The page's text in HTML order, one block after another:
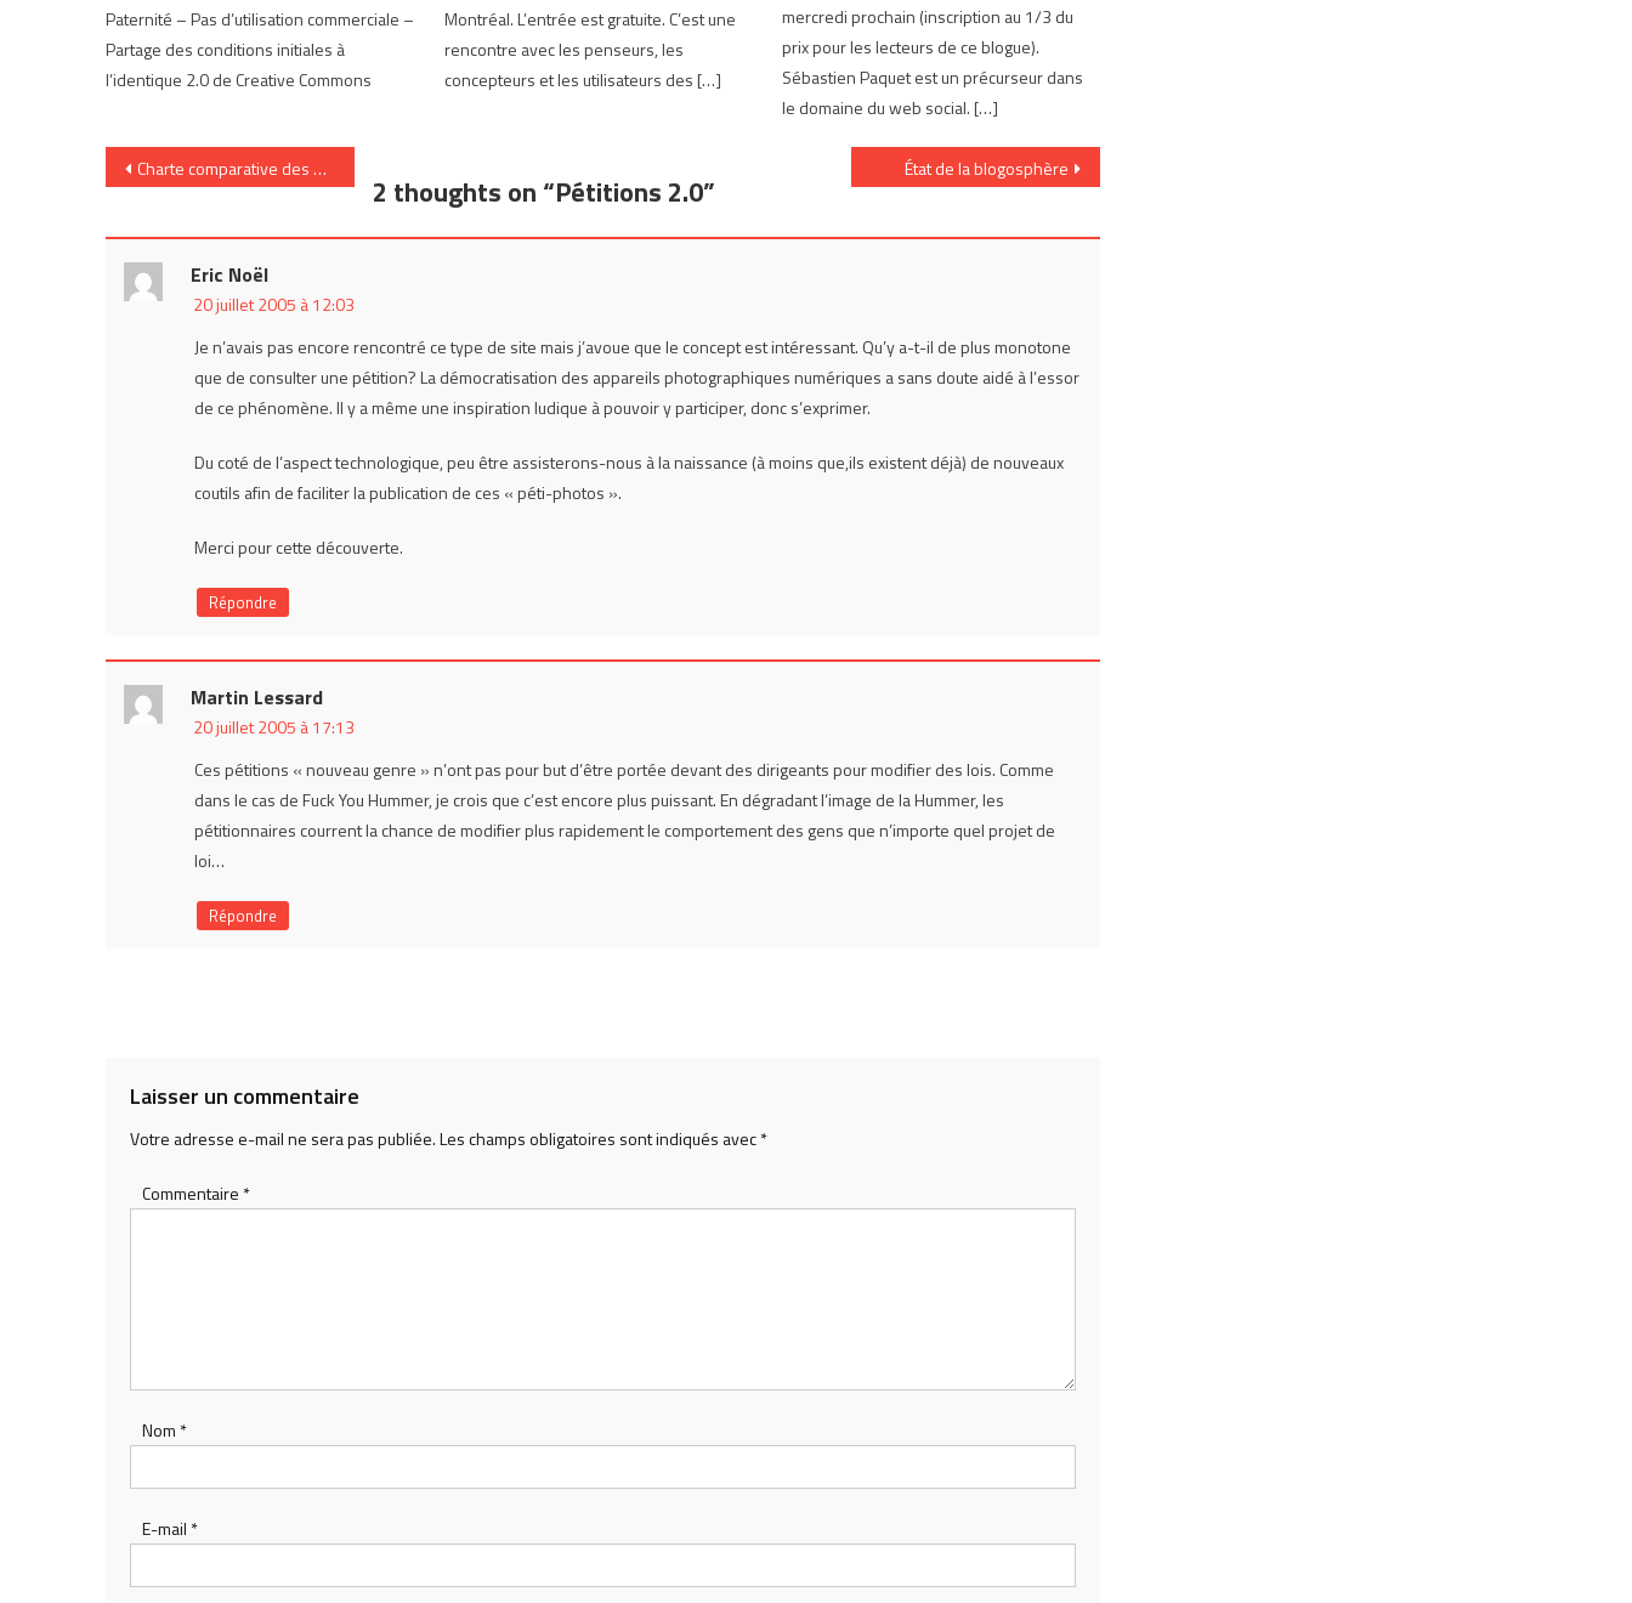
Paternité – Pas d’utilisation commerciale –
Partage des conditions initiales à
l’identique 2.0 de Creative Commons
Montréal. L’entrée est gratuite. C’est une
rencontre avec les penseurs, les
concepteurs et les utilisateurs des […]
mercredi prochain (inscription au 1/3 du
prix pour les lecteurs de ce blogue).
Sébastien Paquet est un précurseur dans
le domaine du web social. […]
Navigation
l’article
Charte comparative des outils de blog État de la blogosphère
2 thoughts on “Pétitions 2.0”
Eric Noël
20 juillet 2005 à 12:03
Je n’avais pas encore rencontré ce type de site mais j’avoue que le concept est intéressant. Qu’y a-t-il de plus monotone
que de consulter une pétition? La démocratisation des appareils photographiques numériques a sans doute aidé à l’essor
de ce phénomène. Il y a même une inspiration ludique à pouvoir y participer, donc s’exprimer.
Du coté de l’aspect technologique, peu être assisterons-nous à la naissance (à moins que,ils existent déjà) de nouveaux
coutils afin de faciliter la publication de ces « péti-photos ».
Merci pour cette découverte.
Répondre
Martin Lessard
20 juillet 2005 à 17:13
Ces pétitions « nouveau genre » n’ont pas pour but d’être portée devant des dirigeants pour modifier des lois. Comme
dans le cas de Fuck You Hummer, je crois que c’est encore plus puissant. En dégradant l’image de la Hummer, les
pétitionnaires courrent la chance de modifier plus rapidement le comportement des gens que n’importe quel projet de
loi…
Répondre
Laisser un commentaire
Votre adresse e-mail ne sera pas publiée.Les champs obligatoires sont indiqués avec*
Commentaire *
Nom *
E-mail *